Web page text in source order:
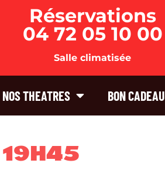
Réservations
04 72 05 10 00
Salle climatisée
NOS THEATRES BON CADEAU
19H45